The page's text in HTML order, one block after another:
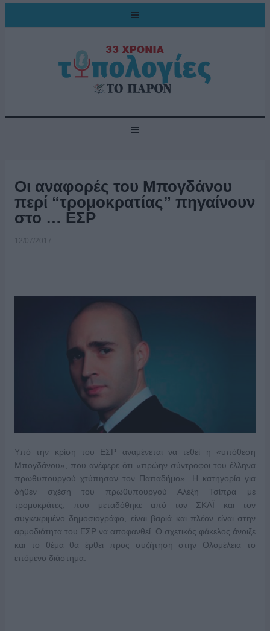
Οι αναφορές του Μπογδάνου
περί “τρομοκρατίας” πηγαίνουν
στο … ΕΣΡ
12/07/2017
Υπό την κρίση του ΕΣΡ αναμένεται να τεθεί η «υπόθεση
Μπογδάνου», που ανέφερε ότι «πρώην σύντροφοι του έλληνα
πρωθυπουργού χτύπησαν τον Παπαδήμο». Η κατηγορία για
δήθεν σχέση του πρωθυπουργού Αλέξη Τσίπρα με
τρομοκράτες, που μεταδόθηκε από τον ΣΚΑΪ και τον
συγκεκριμένο δημοσιογράφο, είναι βαριά και πλέον είναι στην
αρμοδιότητα του ΕΣΡ να αποφανθεί. Ο σχετικός φάκελος άνοιξε
και το θέμα θα έρθει προς συζήτηση στην Ολομέλεια το
επόμενο διάστημα.